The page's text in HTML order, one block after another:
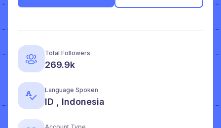
Total Followers
269.9k
Language Spoken
ID , Indonesia